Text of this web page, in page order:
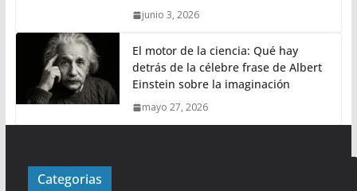
junio 3, 2026
El motor de la ciencia: Qué hay
detrás de la célebre frase de Albert
Einstein sobre la imaginación
mayo 27, 2026
Categorias